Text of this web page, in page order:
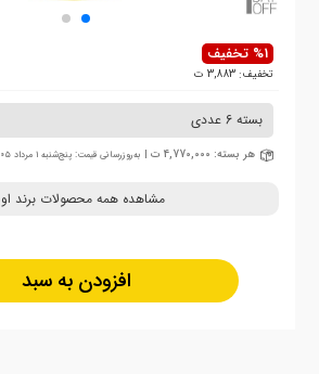
%1 تخفیف
تخفیف: 3,883 ت
بسته 6 عددی
هر بسته: 4,770,000 ت | به‌روزرسانی قیمت: پنج‌شنبه ۱ مرداد ۱۴۰۵
افزودن به سبد
مشاهده همه محصولات برند